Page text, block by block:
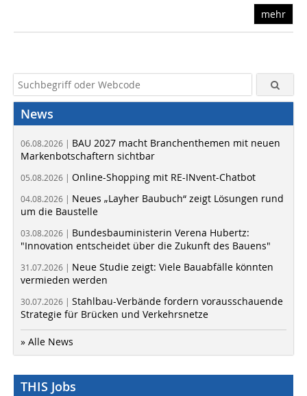
mehr
News
06.08.2026 | BAU 2027 macht Branchenthemen mit neuen
Markenbotschaftern sichtbar
05.08.2026 | Online-Shopping mit RE-INvent-Chatbot
04.08.2026 | Neues „Layher Baubuch“ zeigt Lösungen rund
um die Baustelle
03.08.2026 | Bundesbauministerin Verena Hubertz:
"Innovation entscheidet über die Zukunft des Bauens"
31.07.2026 | Neue Studie zeigt: Viele Bauabfälle könnten
vermieden werden
30.07.2026 | Stahlbau-Verbände fordern vorausschauende
Strategie für Brücken und Verkehrsnetze
» Alle News
THIS Jobs